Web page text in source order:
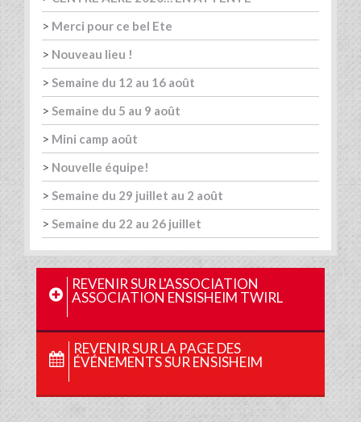
> Merci pour ce bel Ete
> Nouveau lieu !
> Semaine du 12 au 16 août
> Semaine du 5 au 9 août
> Mini camp août
> Nouvelle équipe!
> Semaine du 29 juillet au 2 août
> Semaine du 22 au 26 juillet
REVENIR SUR L'ASSOCIATION
ASSOCIATION ENSISHEIM TWIRL
REVENIR SUR LA PAGE DES
ÉVÉNEMENTS SUR ENSISHEIM